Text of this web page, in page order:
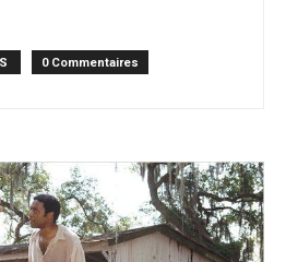
0 Commentaires